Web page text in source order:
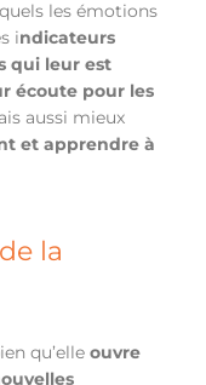
les émotions
indicateurs
qui leur est
écoute pour les
aussi mieux
et apprendre à
la
qu’elleouvre